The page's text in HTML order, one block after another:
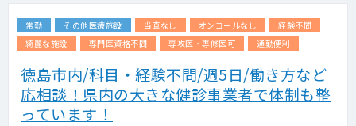
常勤 その他医療施設 当直なし オンコールなし
経験不問
綺麗な施設
専門医資格不問 専攻医・専修医可 通勤便利
徳島市内/科目・経験不問/週5日/働き方など
応相談！県内の大きな健診事業者で体制も整
っています！